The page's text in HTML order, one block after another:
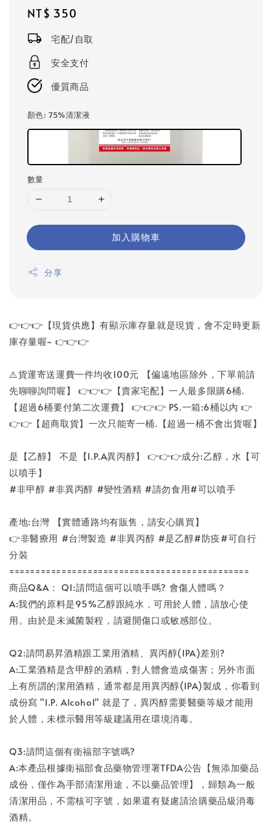
Regular
NT$ 350
宅配/自取
安全支付
優質商品
顏色: 75%清潔液
數量
加入購物車
分享
👉👉👉【現貨供應】有顯示庫存量就是現貨，會不定時更新
庫存量喔~ 👉👉👉
⚠️貨運寄送運費一件均收100元 【偏遠地區除外，下單前請
先聊聊詢問喔】 👉👉👉【賣家宅配】一人最多限購6桶.
【超過6桶要付第二次運費】 👉👉👉 PS.一箱:6桶以內 👉
👉👉【超商取貨】一次只能寄一桶.【超過一桶不會出貨喔】
是【乙醇】 不是【I.P.A異丙醇】 👉👉👉成分:乙醇，水【可
以噴手】
#非甲醇 #非異丙醇 #變性酒精 #請勿食用#可以噴手
產地:台灣 【實體通路均有販售，請安心購買】
👉非醫療用 #台灣製造 #非異丙醇 #是乙醇#防疫#可自行
分裝
==============================================
商品Q&A： Q1:請問這個可以噴手嗎? 會傷人體嗎？
A:我們的原料是95%乙醇跟純水，可用於人體，請放心使
用。由於是未滅菌製程，請避開傷口或敏感部位。
Q2:請問易昇酒精跟工業用酒精、異丙醇(IPA)差別?
A:工業酒精是含甲醇的酒精，對人體會造成傷害；另外市面
上有所謂的潔用酒精，通常都是用異丙醇(IPA)製成，你看到
成份寫 "I.P. Alcohol" 就是了，異丙醇需要醫藥等級才能用
於人體，未標示醫用等級建議用在環境消毒。
Q3:請問這個有衛福部字號嗎?
A:本產品根據衛福部食品藥物管理署TFDA公告【無添加藥品
成份，僅作為手部清潔用途，不以藥品管理】，歸類為一般
清潔用品，不需核可字號，如果還有疑慮請洽購藥品級消毒
酒精。